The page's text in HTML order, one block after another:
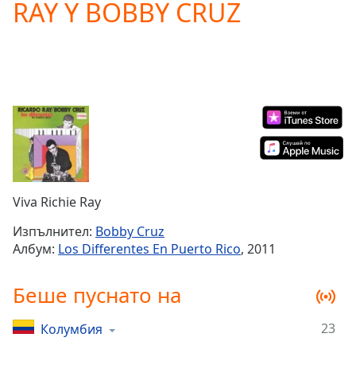
Play
Current
Time0:00
Duration-:-
Loaded:
Stream
TypeLIVE
Seek to
live,
liveLIVE
Time-
RAY Y BOBBY CRUZ
Viva Richie Ray
Изпълнител: Bobby Cruz
Албум: Los Differentes En Puerto Rico, 2011
Беше пуснато на
Колумбия 23